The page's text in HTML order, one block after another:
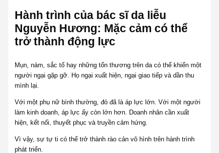
Hành trình của bác sĩ da liễu
Nguyễn Hương: Mặc cảm có thể
trở thành động lực
Mụn, nám, sắc tố hay những tổn thương trên da có thể khiến một
người ngại gặp gỡ. Họ ngại xuất hiện, ngại giao tiếp và dần thu
mình lại.
Với một phụ nữ bình thường, đó đã là áp lực lớn. Với một người
làm kinh doanh, áp lực ấy còn lớn hơn. Doanh nhân cần xuất
hiện, kết nối, thuyết phục và truyền cảm hứng.
Vì vậy, sự tự ti có thể trở thành rào cản vô hình trên hành trình
phát triển.